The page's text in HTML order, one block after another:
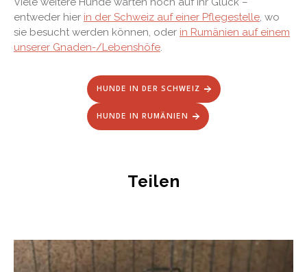
entweder hier in der Schweiz auf einer Pflegestelle, wo
sie besucht werden können, oder in Rumänien auf einem
unserer Gnaden-/Lebenshöfe.
HUNDE IN DER SCHWEIZ
HUNDE IN RUMÄNIEN
Teilen